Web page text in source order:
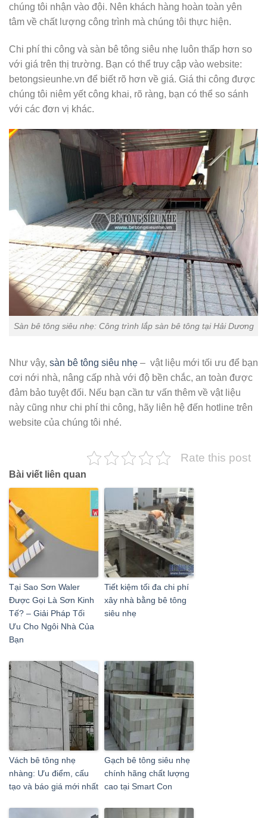
chúng tôi nhận vào đội. Nên khách hàng hoàn toàn yên
tâm về chất lượng công trình mà chúng tôi thực hiện.
Chi phí thi công và sàn bê tông siêu nhẹ luôn thấp hơn so
với giá trên thị trường. Bạn có thể truy cập vào website:
betongsieunhe.vn để biết rõ hơn về giá. Giá thi công được
chúng tôi niêm yết công khai, rõ ràng, bạn có thể so sánh
với các đơn vị khác.
Sàn bê tông siêu nhẹ: Công trình lắp sàn bê tông tại Hải Dương
Như vậy, sàn bê tông siêu nhẹ – vật liệu mới tối ưu để bạn
cơi nới nhà, nâng cấp nhà với độ bền chắc, an toàn được
đảm bảo tuyệt đối. Nếu bạn cần tư vấn thêm về vật liệu
này cũng như chi phí thi công, hãy liên hệ đến hotline trên
website của chúng tôi nhé.
Rate this post
Bài viết liên quan
Tại Sao Sơn Waler
Được Gọi Là Sơn Kinh
Tế? – Giải Pháp Tối
Ưu Cho Ngôi Nhà Của
Bạn
Tiết kiệm tối đa chi phí
xây nhà bằng bê tông
siêu nhẹ
Vách bê tông nhẹ
nhàng: Ưu điểm, cấu
tạo và báo giá mới nhất
Gạch bê tông siêu nhẹ
chính hãng chất lượng
cao tại Smart Con